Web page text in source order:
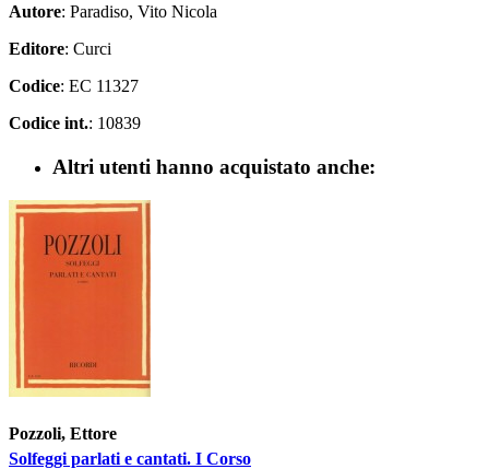
Autore: Paradiso, Vito Nicola
Editore: Curci
Codice: EC 11327
Codice int.: 10839
Altri utenti hanno acquistato anche:
Pozzoli, Ettore
Solfeggi parlati e cantati. I Corso